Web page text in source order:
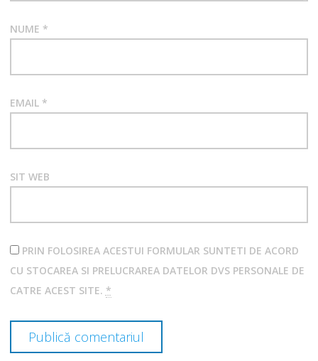
NUME *
EMAIL *
SIT WEB
PRIN FOLOSIREA ACESTUI FORMULAR SUNTETI DE ACORD
CU STOCAREA SI PRELUCRAREA DATELOR DVS PERSONALE DE
CATRE ACEST SITE. *